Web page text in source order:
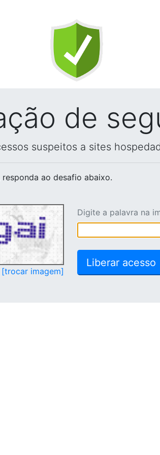
de
suspeitos a sites
responda ao desafio abaixo.
[trocar imagem]
Digite a palavra na